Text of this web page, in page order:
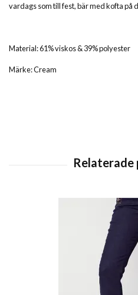
vardags som till fest, bär med kofta på
Material: 61% viskos & 39% polyester
Märke: Cream